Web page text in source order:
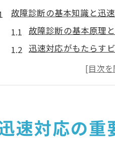
故障診断の基本知識と迅
故障診断の基本原理
迅速対応がもたらす
故障診断における重
トラブル時の初動対
時間を無駄にしない
機械の故障診断方法でト
速対応の重